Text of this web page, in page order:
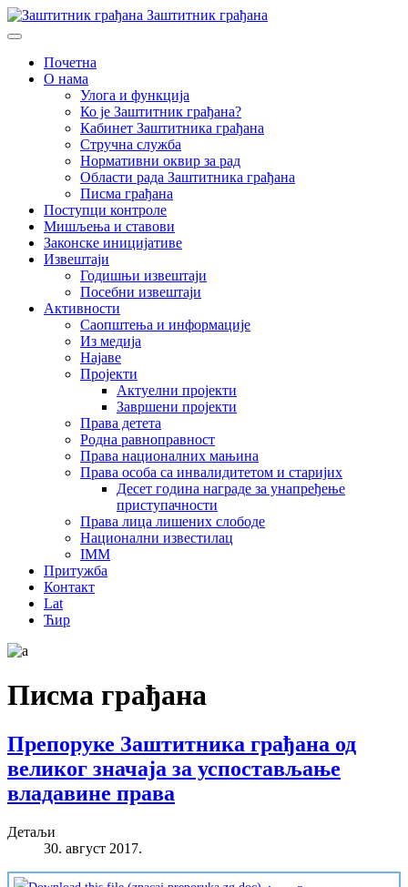
Заштитник грађана
Почетна
О нама
Улога и функција
Ко је Заштитник грађана?
Кабинет Заштитника грађана
Стручна служба
Нормативни оквир за рад
Области рада Заштитника грађана
Писма грађана
Поступци контроле
Мишљења и ставови
Законске иницијативе
Извештаји
Годишњи извештаји
Посебни извештаји
Активности
Саопштења и информације
Из медија
Најаве
Пројекти
Актуелни пројекти
Завршени пројекти
Права детета
Родна равноправност
Права националних мањина
Права особа са инвалидитетом и старијих
Десет година награде за унапређење
приступачности
Права лица лишених слободе
Национални известилац
IMM
Притужба
Контакт
Lat
Ћир
Писма грађана
Препоруке Заштитника грађана од
великог значаја за успостављање
владавине права
Детаљи
30. август 2017.